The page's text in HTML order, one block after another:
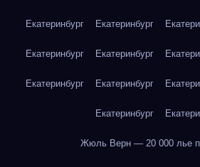
Екатеринбург Екатеринбург
Екатеринбург Екатеринбург
Екатеринбург Екатеринбург
Екатеринбург
Жюль Верн — 20 000 лье